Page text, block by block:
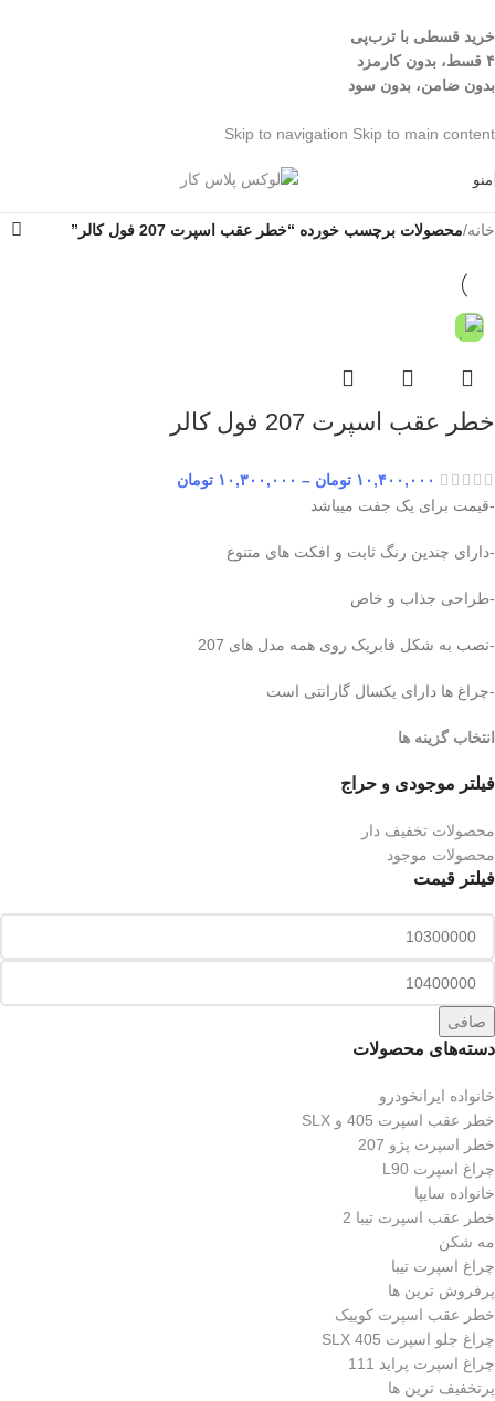
خرید قسطی با ترب‌پی
۴ قسط، بدون کارمزد
بدون ضامن، بدون سود
Skip to navigation Skip to main content
منو
فیلتر موجودی و حراج
محصولات تخفیف دار
محصولات موجود
فیلتر قیمت
صافی
دسته‌های محصولات
خانواده ایرانخودرو
خطر عقب اسپرت 405 و SLX
خطر اسپرت پژو 207
چراغ اسپرت L90
خانواده سایپا
خطر عقب اسپرت تیبا 2
مه شکن
چراغ اسپرت تیبا
پرفروش ترین ها
خطر عقب اسپرت کوییک
چراغ جلو اسپرت 405 SLX
چراغ اسپرت پراید 111
پرتخفیف ترین ها
خانه/محصولات برچسب خورده “خطر عقب اسپرت 207 فول کالر”
خطر عقب اسپرت 207 فول کالر
۱۰,۴۰۰,۰۰۰ تومان – ۱۰,۳۰۰,۰۰۰ تومان
-قیمت برای یک جفت میباشد
-دارای چندین رنگ ثابت و افکت های متنوع
-طراحی جذاب و خاص
-نصب به شکل فابریک روی همه مدل های 207
-چراغ ها دارای یکسال گارانتی است
انتخاب گزینه ها